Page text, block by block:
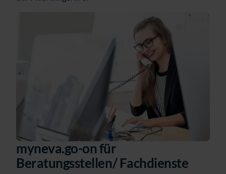
myneva.go-on für
Beratungsstellen/ Fachdienste